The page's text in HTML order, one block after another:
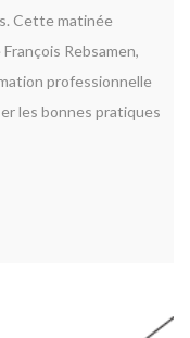
Cette matinée
Rebsamen,
professionnelle
les bonnes pratiques